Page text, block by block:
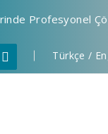
Profesyonel
Türkçe /